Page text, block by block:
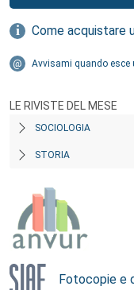
Come acquistare
Avvisami quando esce
LE RIVISTE DEL MESE
SOCIOLOGIA
STORIA
Fotocopie e